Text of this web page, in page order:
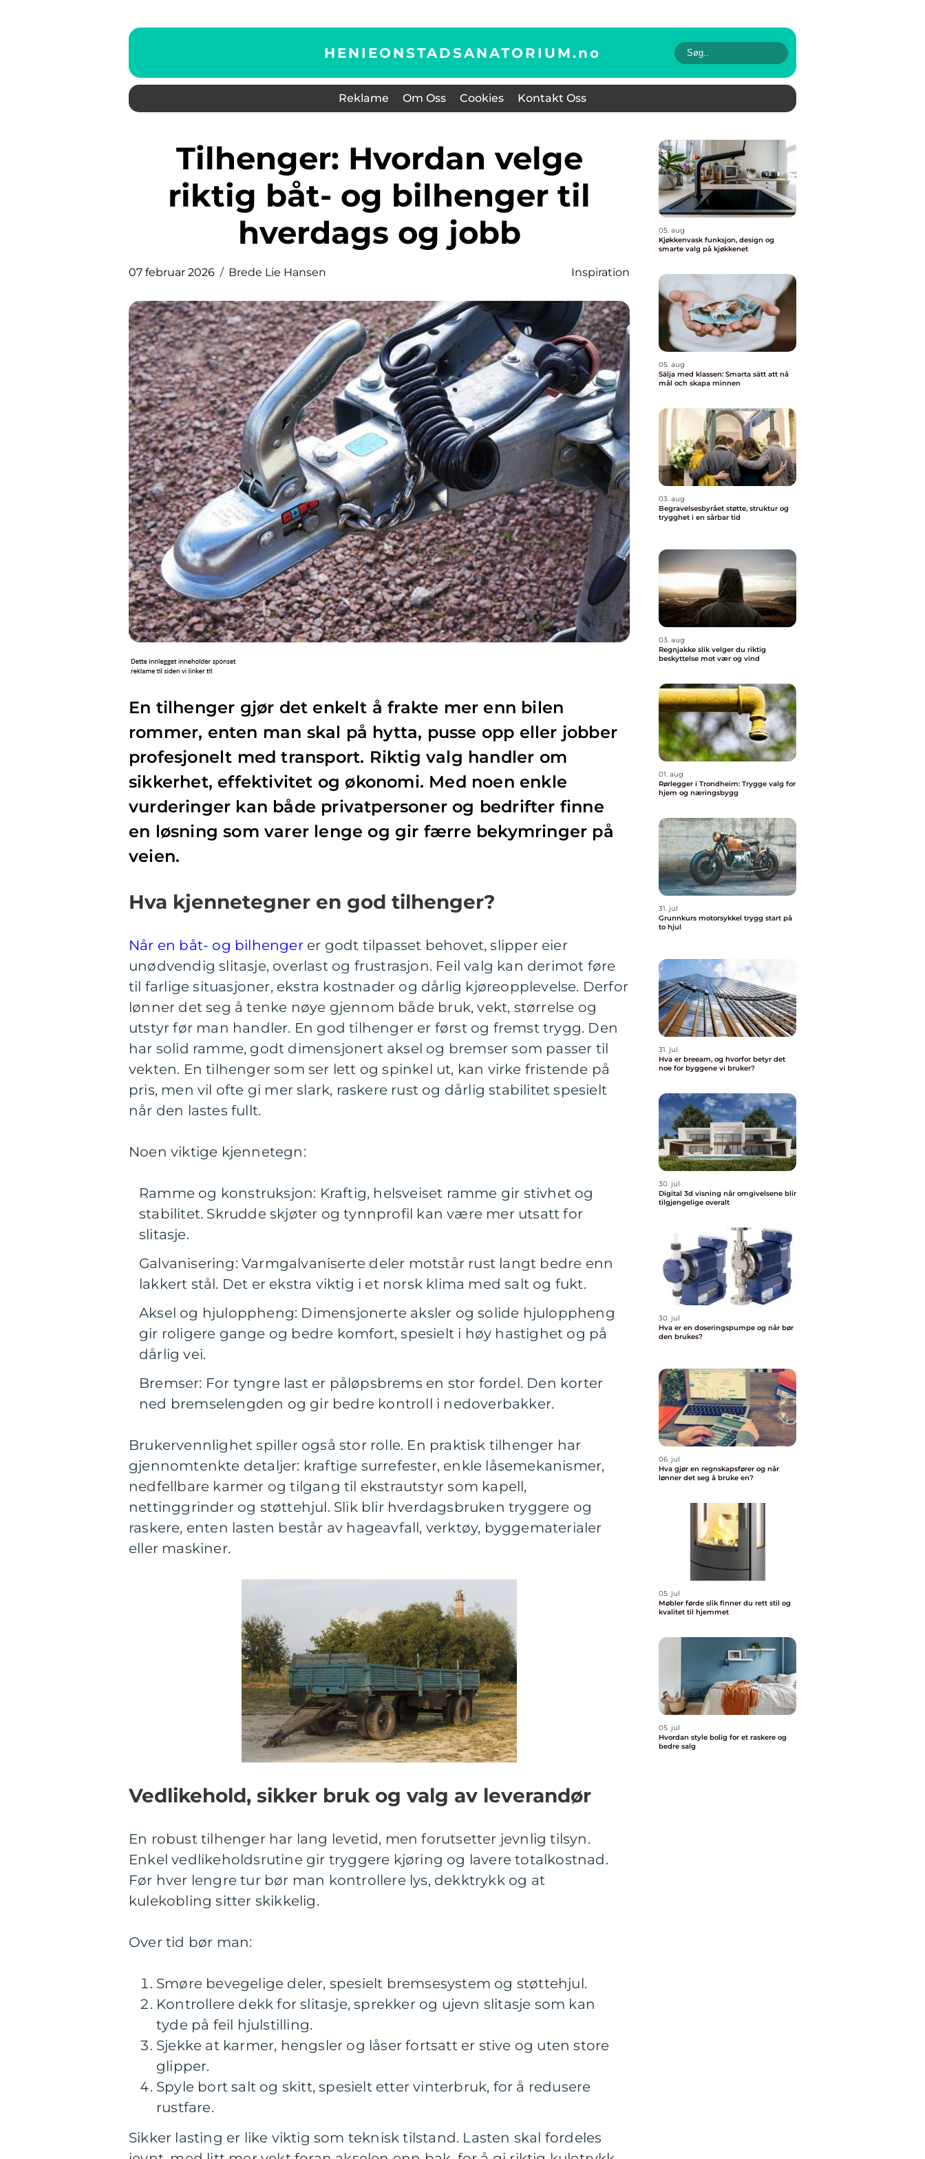
HENIEONSTADSANATORIUM.no
Reklame Om Oss Cookies Kontakt Oss
Tilhenger: Hvordan velge
riktig båt- og bilhenger til
hverdags og jobb
07 februar 2026 Brede Lie Hansen Inspiration
En tilhenger gjør det enkelt å frakte mer enn bilen
rommer, enten man skal på hytta, pusse opp eller jobber
profesjonelt med transport. Riktig valg handler om
sikkerhet, effektivitet og økonomi. Med noen enkle
vurderinger kan både privatpersoner og bedrifter finne
en løsning som varer lenge og gir færre bekymringer på
veien.
Hva kjennetegner en god tilhenger?
Når en båt- og bilhengerer godt tilpasset behovet, slipper eier
unødvendig slitasje, overlast og frustrasjon. Feil valg kan derimot føre
til farlige situasjoner, ekstra kostnader og dårlig kjøreopplevelse. Derfor
lønner det seg å tenke nøye gjennom både bruk, vekt, størrelse og
utstyr før man handler. En god tilhenger er først og fremst trygg. Den
har solid ramme, godt dimensjonert aksel og bremser som passer til
vekten. En tilhenger som ser lett og spinkel ut, kan virke fristende på
pris, men vil ofte gi mer slark, raskere rust og dårlig stabilitet spesielt
når den lastes fullt.
Noen viktige kjennetegn:
Ramme og konstruksjon: Kraftig, helsveiset ramme gir stivhet og
stabilitet. Skrudde skjøter og tynnprofil kan være mer utsatt for
slitasje.
Galvanisering: Varmgalvaniserte deler motstår rust langt bedre enn
lakkert stål. Det er ekstra viktig i et norsk klima med salt og fukt.
Aksel og hjuloppheng: Dimensjonerte aksler og solide hjuloppheng
gir roligere gange og bedre komfort, spesielt i høy hastighet og på
dårlig vei.
Bremser: For tyngre last er påløpsbrems en stor fordel. Den korter
ned bremselengden og gir bedre kontroll i nedoverbakker.
Brukervennlighet spiller også stor rolle. En praktisk tilhenger har
gjennomtenkte detaljer: kraftige surrefester, enkle låsemekanismer,
nedfellbare karmer og tilgang til ekstrautstyr som kapell,
nettinggrinder og støttehjul. Slik blir hverdagsbruken tryggere og
raskere, enten lasten består av hageavfall, verktøy, byggematerialer
eller maskiner.
Vedlikehold, sikker bruk og valg av leverandør
En robust tilhenger har lang levetid, men forutsetter jevnlig tilsyn.
Enkel vedlikeholdsrutine gir tryggere kjøring og lavere totalkostnad.
Før hver lengre tur bør man kontrollere lys, dekktrykk og at
kulekobling sitter skikkelig.
Over tid bør man:
Smøre bevegelige deler, spesielt bremsesystem og støttehjul.
Kontrollere dekk for slitasje, sprekker og ujevn slitasje som kan
tyde på feil hjulstilling.
Sjekke at karmer, hengsler og låser fortsatt er stive og uten store
glipper.
Spyle bort salt og skitt, spesielt etter vinterbruk, for å redusere
rustfare.
Sikker lasting er like viktig som teknisk tilstand. Lasten skal fordeles
05. aug
Kjøkkenvask funksjon, design og
smarte valg på kjøkkenet
05. aug
Sälja med klassen: Smarta sätt att nå
mål och skapa minnen
03. aug
Begravelsesbyrået støtte, struktur og
trygghet i en sårbar tid
03. aug
Regnjakke slik velger du riktig
beskyttelse mot vær og vind
01. aug
Rørlegger i Trondheim: Trygge valg for
hjem og næringsbygg
31. jul
Grunnkurs motorsykkel trygg start på
to hjul
31. jul
Hva er breeam, og hvorfor betyr det
noe for byggene vi bruker?
30. jul
Digital 3d visning når omgivelsene blir
tilgjengelige overalt
30. jul
Hva er en doseringspumpe og når bør
den brukes?
06. jul
Hva gjør en regnskapsfører og når
lønner det seg å bruke en?
05. jul
Møbler førde slik finner du rett stil og
kvalitet til hjemmet
05. jul
Hvordan style bolig for et raskere og
bedre salg